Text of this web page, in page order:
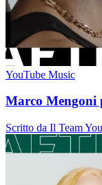
YouTube Music
Marco Mengoni
Scritto da Il Team